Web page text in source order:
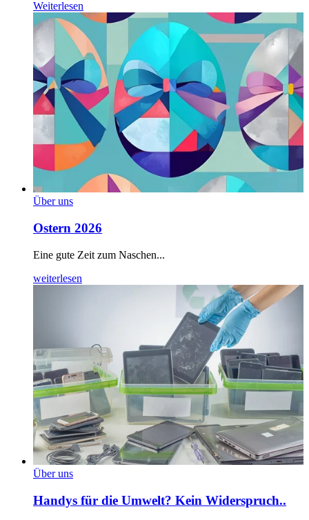
Weiterlesen
Über uns
Ostern 2026
Eine gute Zeit zum Naschen...
weiterlesen
Über uns
Handys für die Umwelt? Kein Widerspruch..